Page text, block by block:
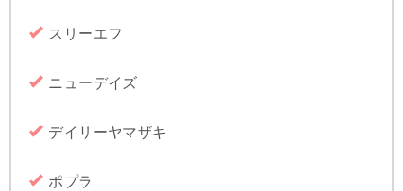
スリーエフ
ニューデイズ
デイリーヤマザキ
ポプラ